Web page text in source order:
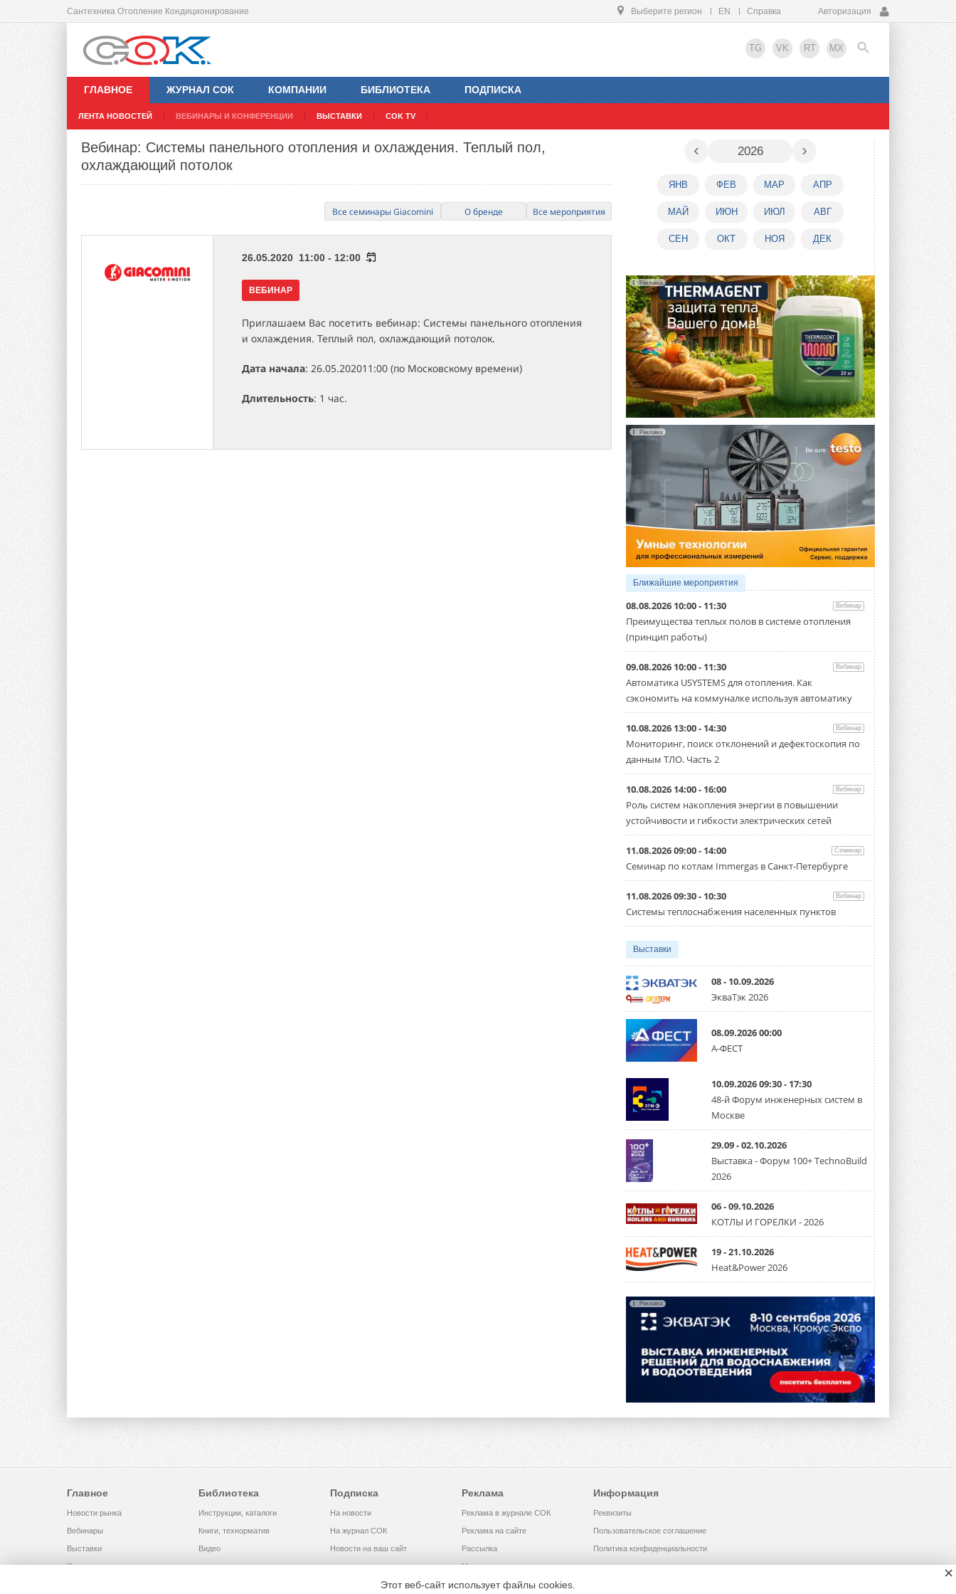
Сантехника Отопление Кондиционирование Выберите регион EN Справка Авторизация
TG VK RT MX
ГЛАВНОЕ
ЛЕНТА НОВОСТЕЙ ВЕБИНАРЫ И КОНФЕРЕНЦИИ ВЫСТАВКИ COK TV
ЖУРНАЛ СОК КОМПАНИИ БИБЛИОТЕКА ПОДПИСКА
EN
Вебинар: Системы панельного отопления и охлаждения. Теплый пол,
охлаждающий потолок
Все семинары Giacomini О бренде Все мероприятия
26.05.2020 11:00 - 12:00
ВЕБИНАР
Приглашаем Вас посетить вебинар: Системы панельного отопления
и охлаждения. Теплый пол, охлаждающий потолок.
Дата начала: 26.05.202011:00 (по Московскому времени)
Длительность: 1 час.
‹ 2026 ›
ЯНВ ФЕВ МАР АПР
МАЙ ИЮН ИЮЛ АВГ
СЕН ОКТ НОЯ ДЕК
Реклама
Реклама
Ближайшие мероприятия
08.08.2026 10:00 - 11:30 Вебинар
Преимущества теплых полов в системе отопления
(принцип работы)
09.08.2026 10:00 - 11:30 Вебинар
Автоматика USYSTEMS для отопления. Как
сэкономить на коммуналке используя автоматику
10.08.2026 13:00 - 14:30 Вебинар
Мониторинг, поиск отклонений и дефектоскопия по
данным ТЛО. Часть 2
10.08.2026 14:00 - 16:00 Вебинар
Роль систем накопления энергии в повышении
устойчивости и гибкости электрических сетей
11.08.2026 09:00 - 14:00 Семинар
Семинар по котлам Immergas в Санкт-Петербурге
11.08.2026 09:30 - 10:30 Вебинар
Системы теплоснабжения населенных пунктов
Выставки
08 - 10.09.2026
ЭкваТэк 2026
08.09.2026 00:00
А-ФЕСТ
10.09.2026 09:30 - 17:30
48-й Форум инженерных систем в
Москве
29.09 - 02.10.2026
Выставка - Форум 100+ TechnoBuild
2026
06 - 09.10.2026
КОТЛЫ И ГОРЕЛКИ - 2026
19 - 21.10.2026
Heat&Power 2026
Реклама
Главное
Новости рынка
Вебинары
Выставки
Помощь
Библиотека
Инструкции, каталоги
Книги, технорматив
Видео
Подписка
На новости
На журнал СОК
Новости на ваш сайт
Реклама
Реклама в журнале СОК
Реклама на сайте
Рассылка
Медиакит
Информация
Реквизиты
Пользовательское соглашение
Политика конфиденциальности
Этот веб-сайт использует файлы cookies.
×